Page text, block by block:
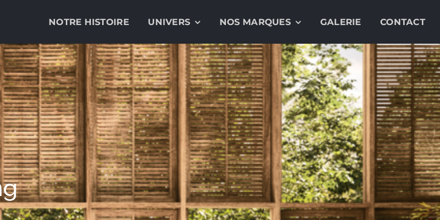
NOTRE HISTOIRE UNIVERS NOS MARQUES GALERIE CONTACT